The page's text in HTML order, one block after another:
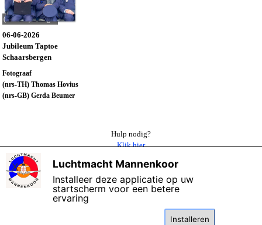
(002-GB) Inzingen
06-06-2026
Jubileum Taptoe
Schaarsbergen
Fotograaf
(nrs-TH) Thomas Hovius
(nrs-GB) Gerda Beumer
Hulp nodig?
Klik hier
Terug naar overzicht 2026
Copyright 2006 - 2026 Het Luchtmacht Mannenkoor
Luchtmacht Mannenkoor
Installeer deze applicatie op uw
startscherm voor een betere
ervaring
Installeren
X